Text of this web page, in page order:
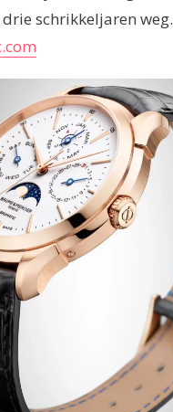
schrikkeljaren weg.